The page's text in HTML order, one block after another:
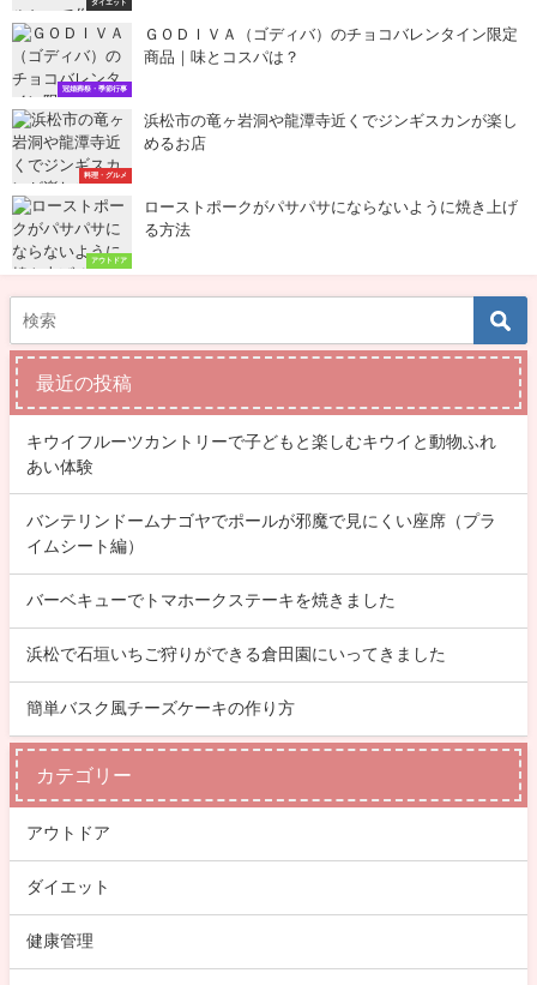
ダイエット
冠婚葬祭・季節行事
ＧＯＤＩＶＡ（ゴディバ）のチョコバレンタイン限定
商品｜味とコスパは？
料理・グルメ
浜松市の竜ヶ岩洞や龍潭寺近くでジンギスカンが楽し
めるお店
アウトドア
ローストポークがパサパサにならないように焼き上げ
る方法
最近の投稿
キウイフルーツカントリーで子どもと楽しむキウイと動物ふれ
あい体験
バンテリンドームナゴヤでポールが邪魔で見にくい座席（プラ
イムシート編）
バーベキューでトマホークステーキを焼きました
浜松で石垣いちご狩りができる倉田園にいってきました
簡単バスク風チーズケーキの作り方
カテゴリー
アウトドア
ダイエット
健康管理